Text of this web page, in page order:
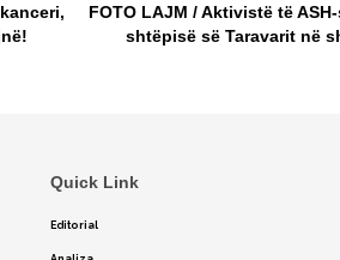
FOTO LAJM / Aktivistë të
shtëpisë së Taravarit në
Quick Link
Editorial